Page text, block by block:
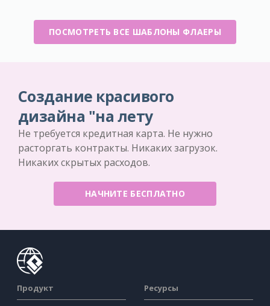
ПОСМОТРЕТЬ ВСЕ ШАБЛОНЫ ФЛАЕРЫ
Создание красивого
дизайна "на лету
Не требуется кредитная карта. Не нужно
расторгать контракты. Никаких загрузок.
Никаких скрытых расходов.
НАЧНИТЕ БЕСПЛАТНО
Продукт Ресурсы